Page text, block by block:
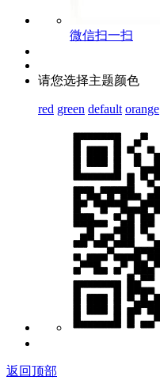
微信扫一扫
请您选择主题颜色
red green default orange
返回顶部